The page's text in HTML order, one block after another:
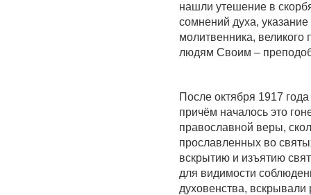
нашли утешение в
сомнений духа, указание
молитвенника, великого
людям Своим –
После октября 1917
причём началось это
православной веры,
прославленных во
вскрытию и изъятию
для видимости
духовенства,